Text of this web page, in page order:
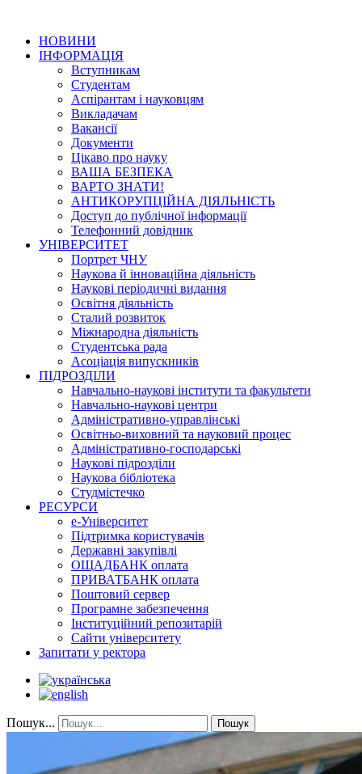
НОВИНИ
ІНФОРМАЦІЯ
Вступникам
Студентам
Аспірантам і науковцям
Викладачам
Вакансії
Документи
Цікаво про науку
ВАША БЕЗПЕКА
ВАРТО ЗНАТИ!
АНТИКОРУПЦІЙНА ДІЯЛЬНІСТЬ
Доступ до публічної інформації
Телефонний довідник
УНІВЕРСИТЕТ
Портрет ЧНУ
Наукова й інноваційна діяльність
Наукові періодичні видання
Освітня діяльність
Сталий розвиток
Міжнародна діяльність
Студентська рада
Асоціація випускників
ПІДРОЗДІЛИ
Навчально-наукові інститути та факультети
Навчально-наукові центри
Адміністративно-управлінські
Освітньо-виховний та науковий процес
Адміністративно-господарські
Наукові підрозділи
Наукова бібліотека
Студмістечко
РЕСУРСИ
е-Університет
Підтримка користувачів
Державні закупівлі
ОЩАДБАНК оплата
ПРИВАТБАНК оплата
Поштовий сервер
Програмне забезпечення
Інституційний репозитарій
Сайти університету
Запитати у ректора
Пошук... Пошук